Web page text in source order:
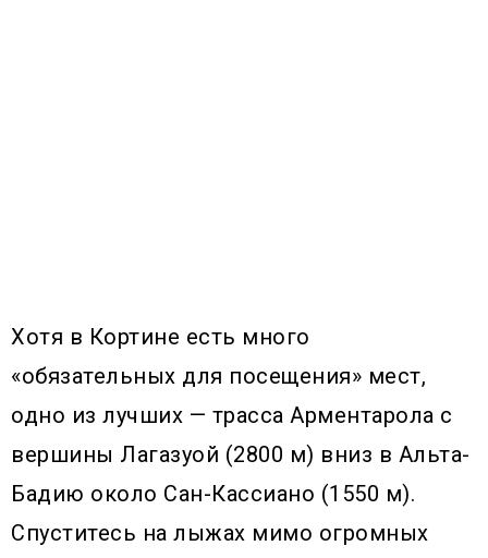
Хотя в Кортине есть много
«обязательных для посещения» мест,
одно из лучших — трасса Арментарола с
вершины Лагазуой (2800 м) вниз в Альта-
Бадию около Сан-Кассиано (1550 м).
Спуститесь на лыжах мимо огромных